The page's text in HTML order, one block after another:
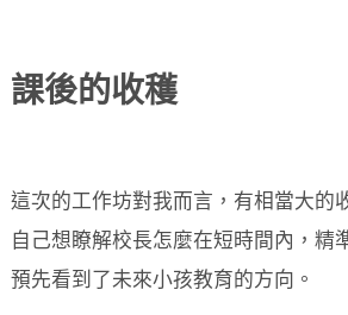
課後的收穫
這次的工作坊對我而言，有相當大的
自己想瞭解校長怎麼在短時間內，精
預先看到了未來小孩教育的方向。